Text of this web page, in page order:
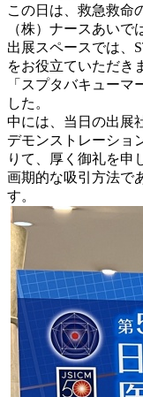
この日は、救急救命
（株）ナースあい
出展スペースでは、
をお役立ていただき
「スプタバキュー
した。
中には、当日の出展
デモンストレーショ
りて、厚く御礼を申
画期的な吸引方法で
す。